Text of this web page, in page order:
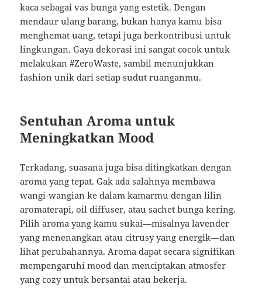
kaca sebagai vas bunga yang estetik. Dengan
mendaur ulang barang, bukan hanya kamu bisa
menghemat uang, tetapi juga berkontribusi untuk
lingkungan. Gaya dekorasi ini sangat cocok untuk
melakukan #ZeroWaste, sambil menunjukkan
fashion unik dari setiap sudut ruanganmu.
Sentuhan Aroma untuk
Meningkatkan Mood
Terkadang, suasana juga bisa ditingkatkan dengan
aroma yang tepat. Gak ada salahnya membawa
wangi-wangian ke dalam kamarmu dengan lilin
aromaterapi, oil diffuser, atau sachet bunga kering.
Pilih aroma yang kamu sukai—misalnya lavender
yang menenangkan atau citrusy yang energik—dan
lihat perubahannya. Aroma dapat secara signifikan
mempengaruhi mood dan menciptakan atmosfer
yang cozy untuk bersantai atau bekerja.